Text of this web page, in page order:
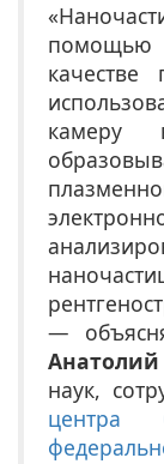
камеру
—
наук,